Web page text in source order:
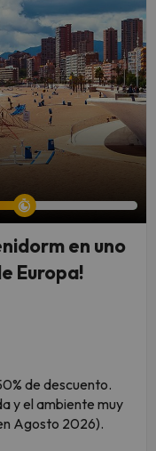
en uno
Europa!
de descuento.
y el ambiente muy
Agosto 2026).